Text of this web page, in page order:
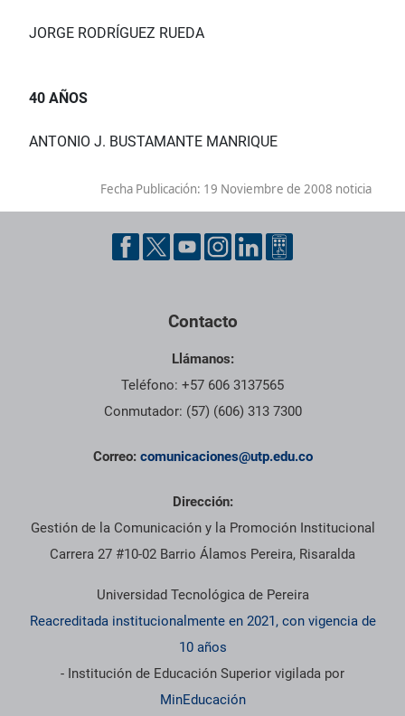
JORGE RODRÍGUEZ RUEDA
40 AÑOS
ANTONIO J. BUSTAMANTE MANRIQUE
Fecha Publicación: 19 Noviembre de 2008 noticia
Contacto
Llámanos:
Teléfono: +57 606 3137565
Conmutador: (57) (606) 313 7300
Correo: comunicaciones@utp.edu.co
Dirección:
Gestión de la Comunicación y la Promoción Institucional
Carrera 27 #10-02 Barrio Álamos Pereira, Risaralda
Universidad Tecnológica de Pereira
Reacreditada institucionalmente en 2021, con vigencia de
10 años
- Institución de Educación Superior vigilada por
MinEducación